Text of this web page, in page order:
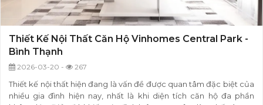
Thiết Kế Nội Thất Căn Hộ Vinhomes Central Park -
Bình Thạnh
2026-03-20 - 267
Thiết kế nội thất hiện đang là vấn đề được quan tâm đặc biệt của
nhiều gia đình hiện nay, nhất là khi diện tích căn hộ đa phần